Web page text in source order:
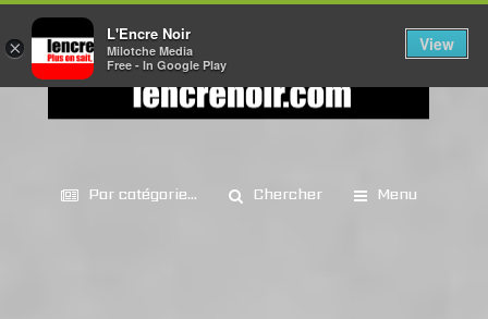
Par catégorie... Chercher Menu
×
L'Encre Noir
Milotche Media
Free - In Google Play
View